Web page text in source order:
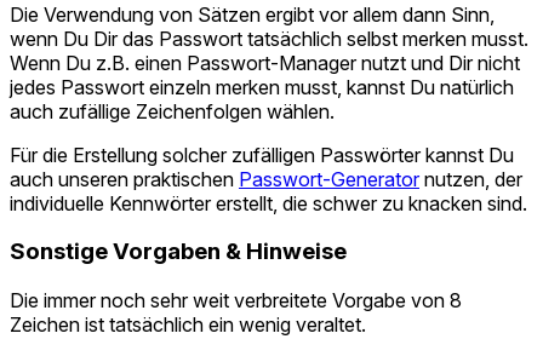
Die Verwendung von Sätzen ergibt vor allem dann Sinn,
wenn Du Dir das Passwort tatsächlich selbst merken musst.
Wenn Du z.B. einen Passwort-Manager nutzt und Dir nicht
jedes Passwort einzeln merken musst, kannst Du natürlich
auch zufällige Zeichenfolgen wählen.
Für die Erstellung solcher zufälligen Passwörter kannst Du
auch unseren praktischen Passwort-Generatornutzen, der
individuelle Kennwörter erstellt, die schwer zu knacken sind.
Sonstige Vorgaben & Hinweise
Die immer noch sehr weit verbreitete Vorgabe von 8
Zeichen ist tatsächlich ein wenig veraltet.